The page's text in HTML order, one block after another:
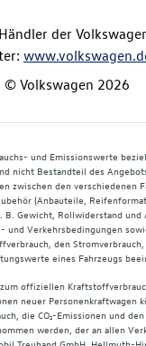
der
© Volkswagen 2026
und Emissionswerte
nicht Bestandteil des
zwischen den verschiedenen
(Anbauteile,
B. Gewicht, Rollwiderstand und
und Verkehrsbedingungen
den Stromverbrauch,
eines Fahrzeugs
offiziellen
neuer Personenkraftwagen
die CO₂-Emissionen und
werden, der an allen